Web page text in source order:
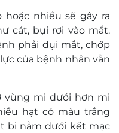
nhiều sẽ gây ra
cát, bụi rơi vào mắt.
phải dụi mắt, chớp
của bệnh nhân vẫn
vùng mi dưới hơn mi
hạt có màu trắng
bi nằm dưới kết mạc